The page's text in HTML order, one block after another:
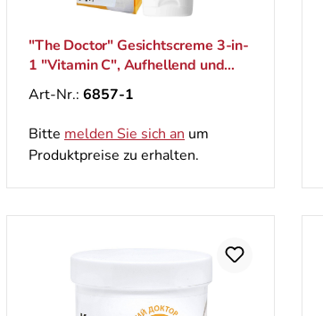
"The Doctor" Gesichtscreme 3-in-
1 "Vitamin C", Aufhellend und
energetisierend, 40 ml
Art-Nr.: 6857-1
Bitte melden Sie sich an um
Produktpreise zu erhalten.